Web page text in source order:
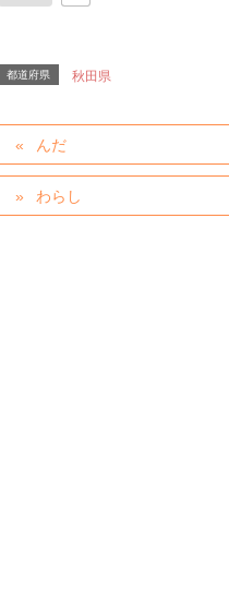
都道府県 秋田県
んだ
わらし